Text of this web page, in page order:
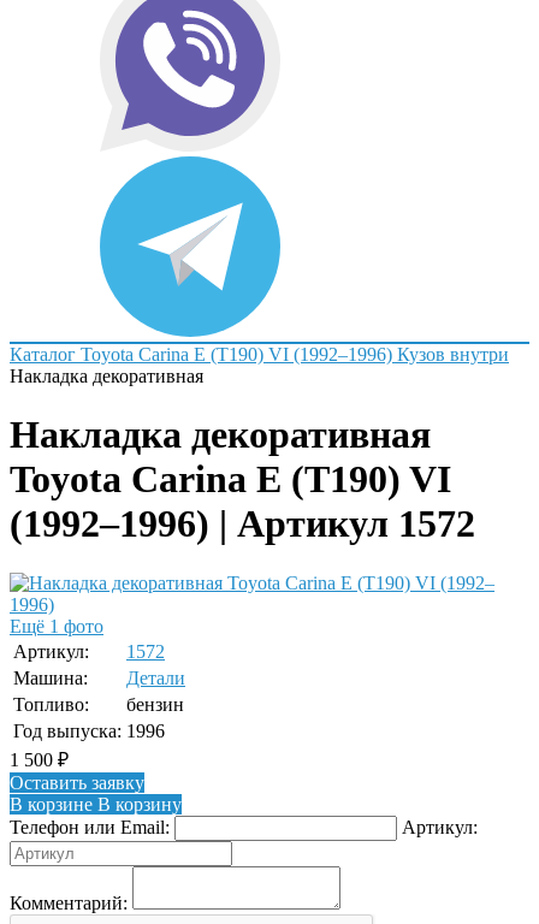
Каталог Toyota Carina E (T190) VI (1992–1996) Кузов внутри
Накладка декоративная
Накладка декоративная
Toyota Carina E (T190) VI
(1992–1996) | Артикул 1572
Ещё 1 фото
Артикул:
1572
Машина:
Детали
Топливо:
бензин
Год выпуска: 1996
1 500 ₽
Оставить заявку
В корзине В корзину
Телефон или Email:
Артикул:
Комментарий: